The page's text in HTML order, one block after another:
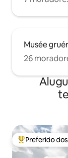
Musée
26
Entre os
Preferido